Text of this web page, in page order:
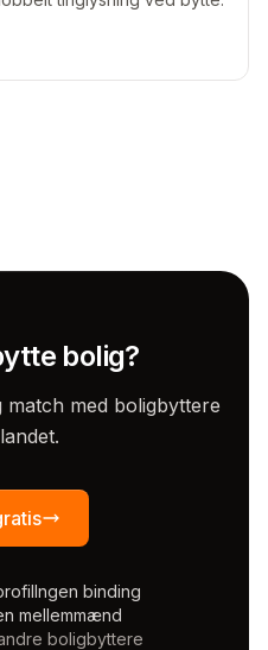
bolig?
med boligbyttere
Ingen binding
mellemmænd
boligbyttere